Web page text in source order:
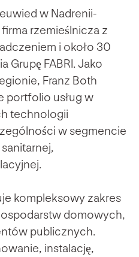
w Nadrenii-
rzemieślnicza z
i około 30
Grupę FABRI. Jako
Franz Both
portfolio usług w
technologii
w segmencie
kompleksowy zakres
domowych,
publicznych.
instalację,